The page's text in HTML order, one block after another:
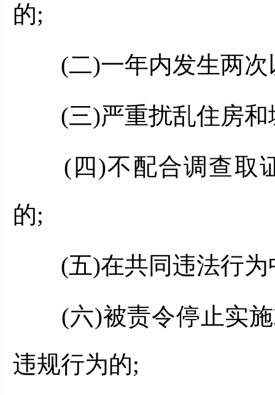
的;
(二)一年内发生两次
(三)严重扰乱住房和
(四)不配合调查取证
的;
(五)在共同违法行为
(六)被责令停止实施
违规行为的;